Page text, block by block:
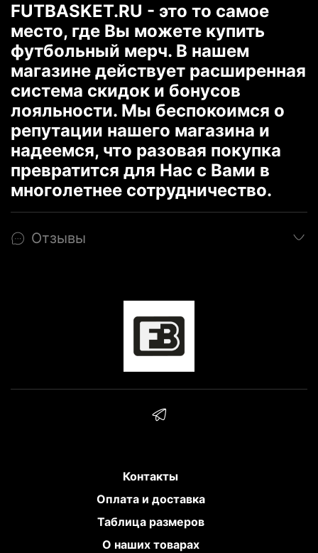
FUTBASKET.RU - это то самое
место, где Вы можете купить
футбольный мерч. В нашем
магазине действует расширенная
система скидок и бонусов
лояльности. Мы беспокоимся о
репутации нашего магазина и
надеемся, что разовая покупка
превратится для Нас с Вами в
многолетнее сотрудничество.
Отзывы
Контакты
Оплата и доставка
Таблица размеров
О наших товарах